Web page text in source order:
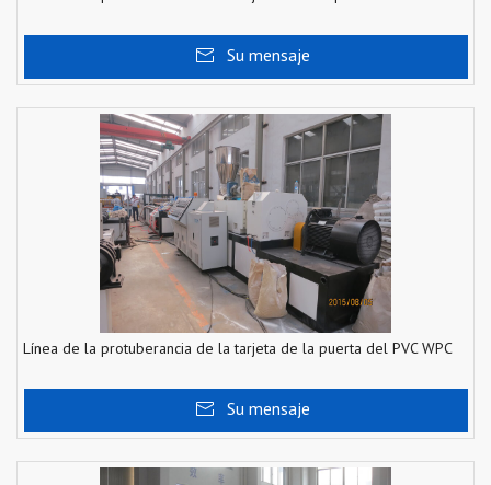
Su mensaje
Línea de la protuberancia de la tarjeta de la puerta del PVC WPC
Su mensaje